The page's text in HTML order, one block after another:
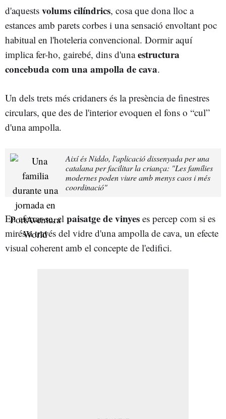
d'aquests volums cilíndrics, cosa que dona lloc a
estances amb parets corbes i una sensació envoltant poc
habitual en l'hoteleria convencional. Dormir aquí
implica fer-ho, gairebé, dins d'unaestructura
concebuda com una ampolla de cava.
Un dels trets més cridaners és la presència de finestres
circulars, que des de l'interior evoquen el fons o “cul”
d'una ampolla.
Així és Niddo, l'aplicació dissenyada per una
catalana per facilitar la criança: "Les famílies
modernes poden viure amb menys caos i més
coordinació"
En aferrar-se, el paisatge de vinyes es percep com si es
mirés a través del vidre d'una ampolla de cava, un efecte
visual coherent amb el concepte de l'edifici.